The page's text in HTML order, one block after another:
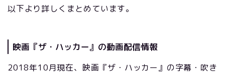
以下より詳しくまとめています。
映画『ザ・ハッカー』の動画配信情報
2018年10月現在、映画『ザ・ハッカー』の字幕・吹き